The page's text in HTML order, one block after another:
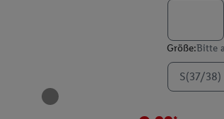
Größe:Bitte
S(37/38)